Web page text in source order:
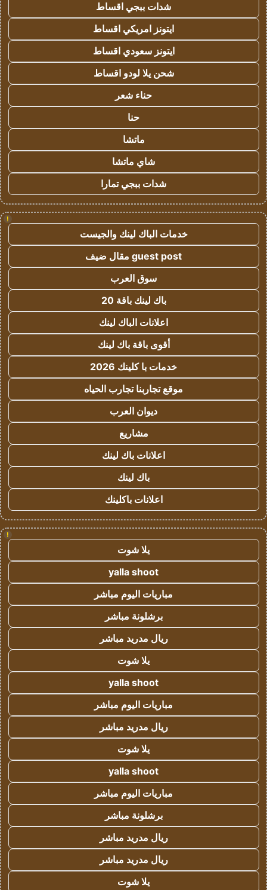
شدات ببجي اقساط
ايتونز امريكي اقساط
ايتونز سعودي اقساط
شحن يلا لودو اقساط
حناء شعر
حنا
ماتشا
شاي ماتشا
شدات ببجي تمارا
!
خدمات الباك لينك والجيست
guest post مقال ضيف
سوق العرب
باك لينك باقة 20
اعلانات الباك لينك
أقوى باقة باك لينك
خدمات با كلينك 2026
موقع تجاربنا تجارب الحياه
ديوان العرب
مشاريع
اعلانات باك لينك
باك لينك
اعلانات باكلينك
!
يلا شوت
yalla shoot
مباريات اليوم مباشر
برشلونة مباشر
ريال مدريد مباشر
يلا شوت
yalla shoot
مباريات اليوم مباشر
ريال مدريد مباشر
يلا شوت
yalla shoot
مباريات اليوم مباشر
برشلونة مباشر
ريال مدريد مباشر
ريال مدريد مباشر
يلا شوت